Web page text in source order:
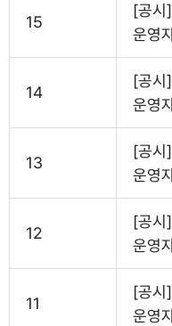
15
[공
운영
14
[공
운영
13
[공
운영
12
[공
운영
11
[공
운영